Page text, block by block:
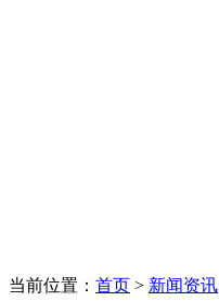
当前位置： 首页 > 新闻资讯